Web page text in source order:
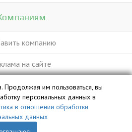
компанию
на сайте
является интеллектуальной
и охраняется законом.
Продолжая им пользоваться, вы
персональных данных в
в отношении обработки
данных